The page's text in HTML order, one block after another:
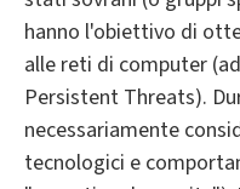
hanno l'obiettivo di
alle reti di computer
Persistent Threats).
necessariamente
tecnologici e